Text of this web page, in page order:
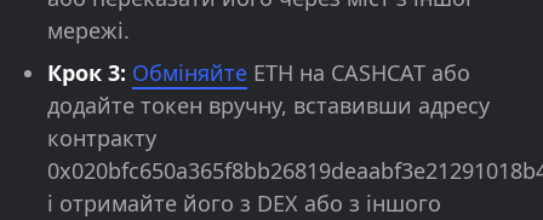
мережі.
Крок 3: Обміняйте ETH на CASHCAT або
додайте токен вручну, вставивши адресу
контракту
і отримайте його з DEX або з іншого